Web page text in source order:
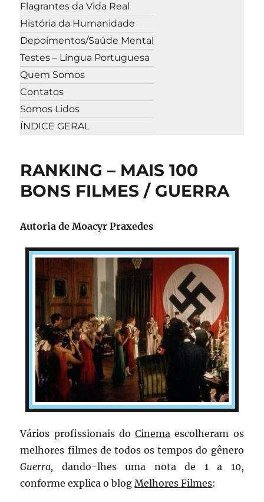
Flagrantes da Vida Real
História da Humanidade
Depoimentos/Saúde Mental
Testes – Língua Portuguesa
Quem Somos
Contatos
Somos Lidos
ÍNDICE GERAL
RANKING – MAIS 100
BONS FILMES / GUERRA
Autoria de Moacyr Praxedes
Vários profissionais doCinema escolheram os
melhores filmes de todos os tempos do gênero
Guerra, dando-lhes uma nota de 1 a 10,
conforme explica o blogMelhores Filmes: